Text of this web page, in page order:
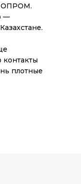
—
контакты
плотные